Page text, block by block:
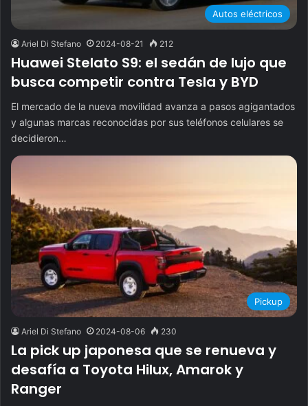
Autos eléctricos
Ariel Di Stefano 2024-08-21 212
Huawei Stelato S9: el sedán de lujo que
busca competir contra Tesla y BYD
El mercado de la nueva movilidad avanza a pasos agigantados
y algunas marcas reconocidas por sus teléfonos celulares se
decidieron…
Pickup
Ariel Di Stefano 2024-08-06 230
La pick up japonesa que se renueva y
desafía a Toyota Hilux, Amarok y
Ranger